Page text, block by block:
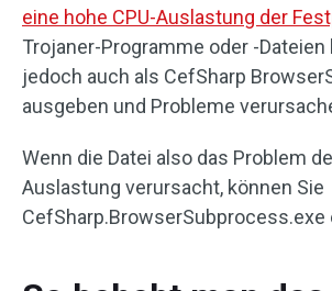
eine hohe CPU-Auslastung der
Trojaner-Programme oder -
jedoch auch als CefSharp
ausgeben und Probleme
Wenn die Datei also das Problem
Auslastung verursacht, können Sie
CefSharp.BrowserSubprocess.exe